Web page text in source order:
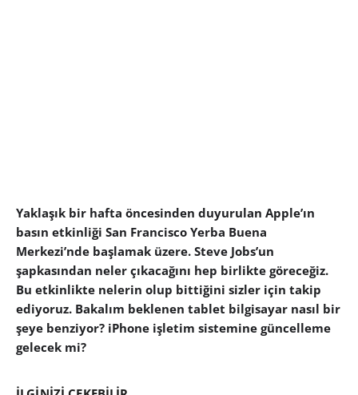
Yaklaşık bir hafta öncesinden duyurulan Apple’ın
basın etkinliği San Francisco Yerba Buena
Merkezi’nde başlamak üzere. Steve Jobs’un
şapkasından neler çıkacağını hep birlikte göreceğiz.
Bu etkinlikte nelerin olup bittiğini sizler için takip
ediyoruz. Bakalım beklenen tablet bilgisayar nasıl bir
şeye benziyor? iPhone işletim sistemine güncelleme
gelecek mi?